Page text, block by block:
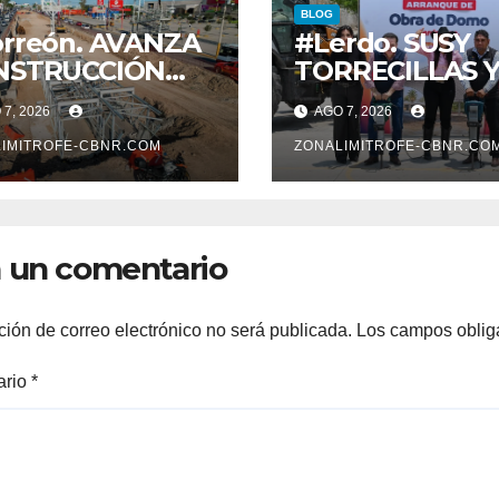
AVANZA
SISTEMA VIAL
SOBRE
7, 2026
CBNR.COM
BLOG
#Lerdo. SUSY
TORRECILLAS Y
ESTEBAN
ENTREGAN
TÍTULOS DE
PROPIEDAD A
DOMO EN
AGO 7, 2026
ZONALIMITROFE-CBNR.COM
un comentario
de correo electrónico no será publicada. Los campos
*